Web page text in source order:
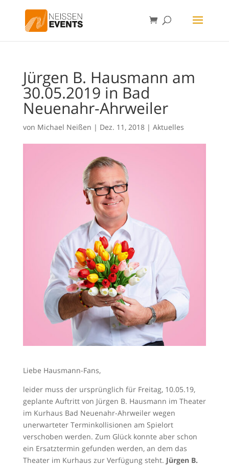
Jürgen B. Hausmann am
30.05.2019 in Bad
Neuenahr-Ahrweiler
von Michael Neißen | Dez. 11, 2018| Aktuelles
Liebe Hausmann-Fans,
leider muss der ursprünglich für Freitag, 10.05.19,
geplante Auftritt von Jürgen B. Hausmann im Theater
im Kurhaus Bad Neuenahr-Ahrweiler wegen
unerwarteter Terminkollisionen am Spielort
verschoben werden. Zum Glück konnte aber schon
ein Ersatztermin gefunden werden, an dem das
Theater im Kurhaus zur Verfügung steht. Jürgen B.